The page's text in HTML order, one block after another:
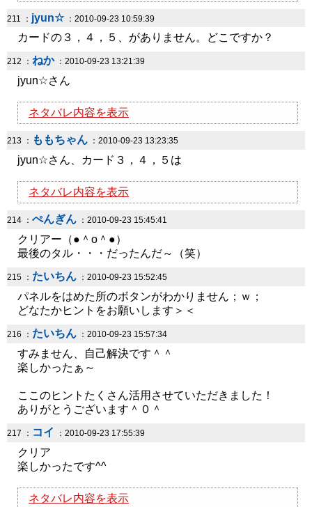
211 ： jyun☆：2010-09-23 10:59:39
カードの３，４，５、がありません。どこですか？
212 ： ねか：2010-09-23 13:21:39
jyun☆さん
ネタバレ内容を表示
213 ： ももちゃん ：2010-09-23 13:23:35
jyun☆さん、カード３，４，５は
ネタバレ内容を表示
214 ： ぺんぎん ：2010-09-23 15:45:41
クリアー（●＾o＾●）
最後のタル・・・だったんだ～（笑）
215 ： たいちん ：2010-09-23 15:52:45
パネルをはめた所のボタンがわかりません；ｗ；
どなたかヒントをお願いします＞＜
216 ： たいちん ：2010-09-23 15:57:34
すみません、自己解決です＾＾
楽しかったぁ～
ここのヒントたくさん活用させていただきました！
ありがとうございます＾０＾
217 ： コイ ：2010-09-23 17:55:39
クリア
楽しかったです^^
ネタバレ内容を表示